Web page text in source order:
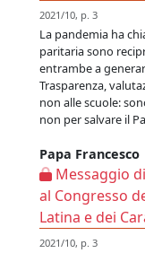
2021/10, p. 3
La pandemia ha
paritaria sono
entrambe a
Trasparenza,
non alle scuole:
non per salvare il
Papa Francesco
Messaggio
al Congresso
Latina e dei
2021/10, p. 3